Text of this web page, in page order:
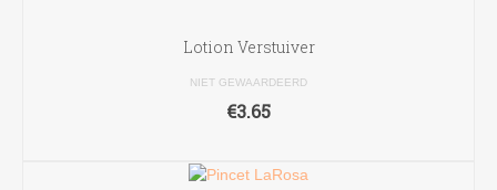
Lotion Verstuiver
NIET GEWAARDEERD
€3.65